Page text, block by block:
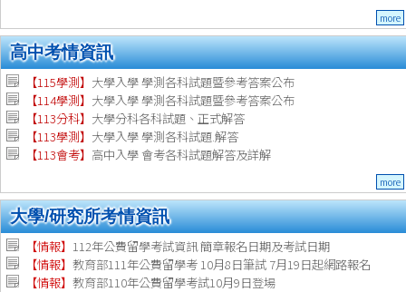
more
高中考情資訊
【115學測】 大學入學 學測各科試題暨參考答案公布
【114學測】 大學入學 學測各科試題暨參考答案公布
【113分科】 大學分科各科試題、正式解答
【113學測】 大學入學 學測各科試題.解答
【113會考】 高中入學 會考各科試題解答及詳解
more
大學/研究所考情資訊
【情報】 112年公費留學考試資訊 簡章報名日期及考試日期
【情報】 教育部111年公費留學考 10月8日筆試 7月19日起網路報名
【情報】 教育部110年公費留學考試10月9日登場